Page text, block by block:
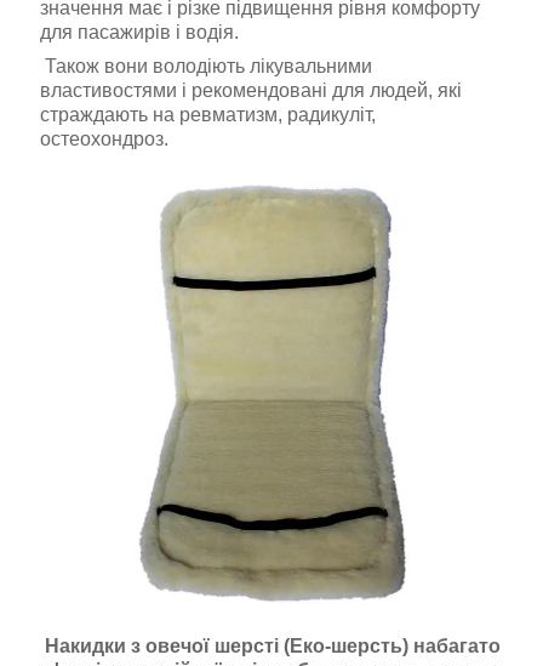
значення має і різке підвищення рівня комфорту
для пасажирів і водія.
Також вони володіють лікувальними
властивостями і рекомендовані для людей, які
страждають на ревматизм, радикуліт,
остеохондроз.
Накидки з овечої шерсті (Еко-шерсть) набагато